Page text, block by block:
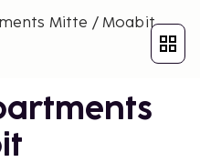
Mitte / Moabit